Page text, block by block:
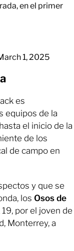
en el primer
1, 2025
es
equipos de la
el inicio de la
de los
de campo en
y que se
los Osos de
por el joven de
Monterrey, a